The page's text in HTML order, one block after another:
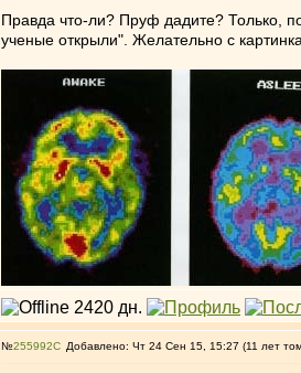
Правда что-ли? Пруф дадите? Только,
ученые открыли". Желательно с
№255992 Добавлено: Чт 24 Сен 15, 15:27 (11 лет